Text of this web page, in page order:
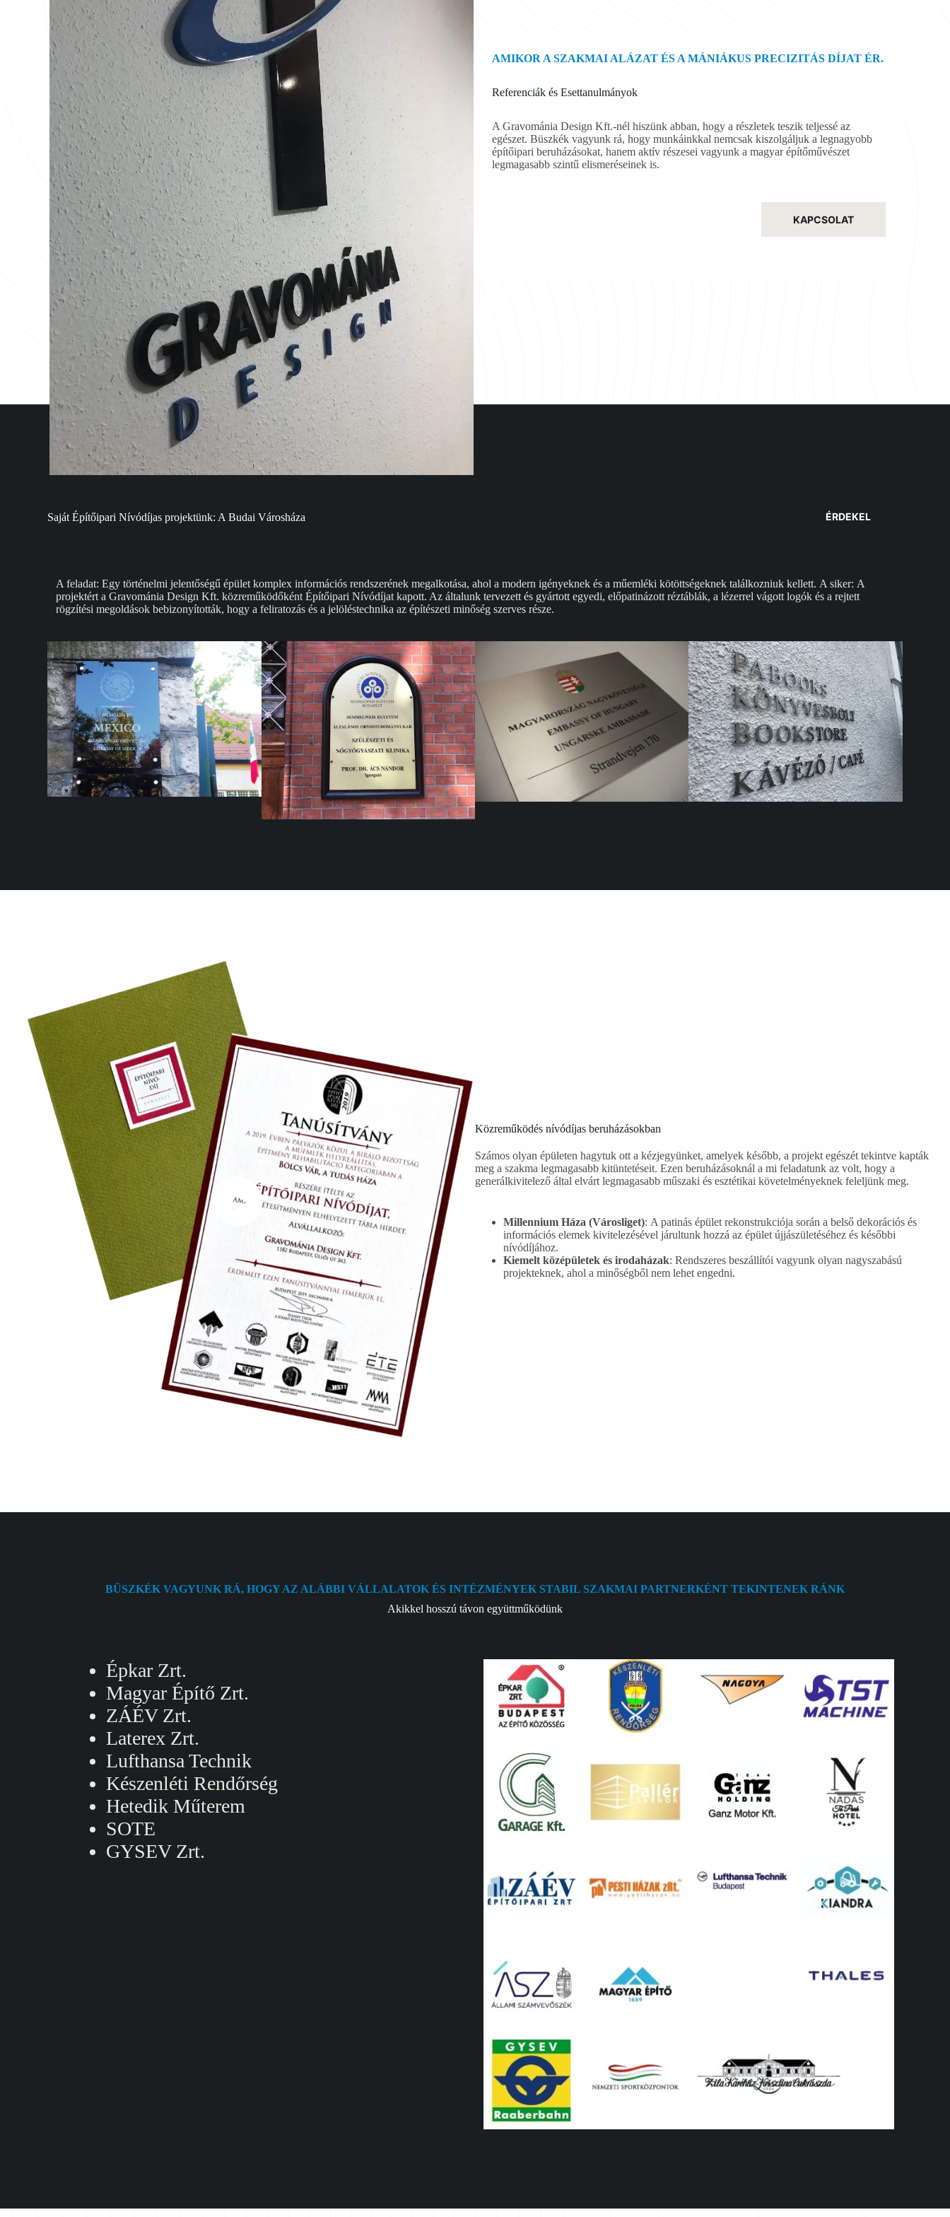
AMIKOR A SZAKMAI ALÁZAT ÉS A MÁNIÁKUS PRECIZITÁS DÍJAT ÉR.
Referenciák és Esettanulmányok
A Gravománia Design Kft.-nél hiszünk abban, hogy a részletek teszik teljessé az
egészet. Büszkék vagyunk rá, hogy munkáinkkal nemcsak kiszolgáljuk a legnagyobb
építőipari beruházásokat, hanem aktív részesei vagyunk a magyar építőművészet
legmagasabb szintű elismeréseinek is.
KAPCSOLAT
Saját Építőipari Nívódíjas projektünk: A Budai Városháza ÉRDEKEL
A feladat: Egy történelmi jelentőségű épület komplex információs rendszerének megalkotása, ahol a modern igényeknek és a műemléki kötöttségeknek találkozniuk kellett. A siker: A
projektért a Gravománia Design Kft. közreműködőként Építőipari Nívódíjat kapott. Az általunk tervezett és gyártott egyedi, előpatinázott réztáblák, a lézerrel vágott logók és a rejtett
rögzítési megoldások bebizonyították, hogy a feliratozás és a jelöléstechnika az építészeti minőség szerves része.
Közreműködés nívódíjas beruházásokban
Számos olyan épületen hagytuk ott a kézjegyünket, amelyek később, a projekt egészét tekintve kapták
meg a szakma legmagasabb kitüntetéseit. Ezen beruházásoknál a mi feladatunk az volt, hogy a
generálkivitelező által elvárt legmagasabb műszaki és esztétikai követelményeknek feleljünk meg.
Millennium Háza (Városliget): A patinás épület rekonstrukciója során a belső dekorációs és
információs elemek kivitelezésével járultunk hozzá az épület újjászületéséhez és későbbi
nívódíjához.
Kiemelt középületek és irodaházak: Rendszeres beszállítói vagyunk olyan nagyszabású
projekteknek, ahol a minőségből nem lehet engedni.
BÜSZKÉK VAGYUNK RÁ, HOGY AZ ALÁBBI VÁLLALATOK ÉS INTÉZMÉNYEK STABIL SZAKMAI PARTNERKÉNT TEKINTENEK RÁNK
Akikkel hosszú távon együttműködünk
Épkar Zrt.
Magyar Építő Zrt.
ZÁÉV Zrt.
Laterex Zrt.
Lufthansa Technik
Készenléti Rendőrség
Hetedik Műterem
SOTE
GYSEV Zrt.